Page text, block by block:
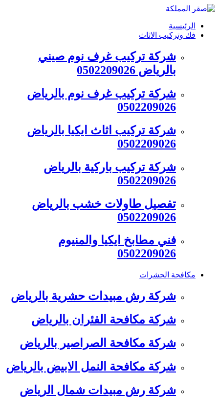
التجاوز
المحتوىالرئيسية
فك وتركيب الاثاث
شركة تركيب غرف نوم صيني
بالرياض 0502209026
شركة تركيب غرف نوم بالرياض
0502209026
شركة تركيب اثاث ايكيا بالرياض
0502209026
شركة تركيب باركية بالرياض
0502209026
تفصيل طاولات خشب بالرياض
0502209026
فني مطابخ ايكيا والمنيوم
0502209026
مكافحة الحشرات
شركة رش مبيدات حشرية بالرياض
شركة مكافحة الفئران بالرياض
شركة مكافحة الصراصير بالرياض
شركة مكافحة النمل الابيض بالرياض
شركة رش مبيدات شمال الرياض